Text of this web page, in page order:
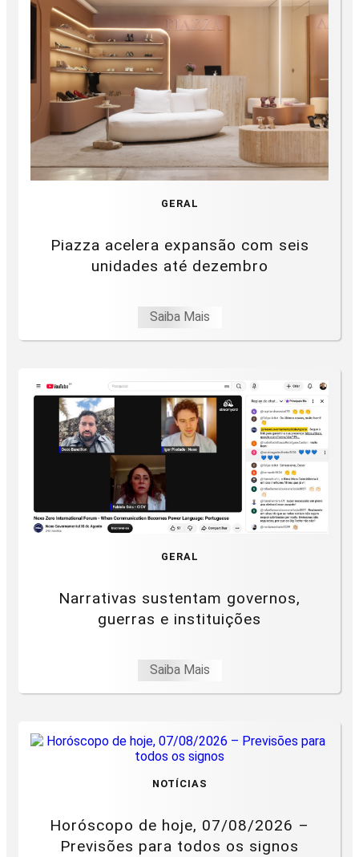
GERAL
Piazza acelera expansão com seis
unidades até dezembro
Saiba Mais
GERAL
Narrativas sustentam governos,
guerras e instituições
Saiba Mais
NOTÍCIAS
Horóscopo de hoje, 07/08/2026 –
Previsões para todos os signos